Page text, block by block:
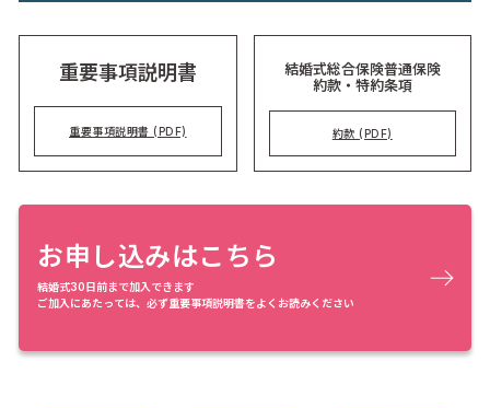
重要事項説明書
重要事項説明書 (PDF)
結婚式総合保険普通保険
約款・特約条項
約款 (PDF)
お申し込みはこちら
結婚式30日前まで加入できます
ご加入にあたっては、必ず重要事項説明書をよくお読みください